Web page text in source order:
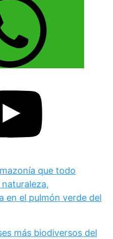
que todo
en el pulmón verde del
más biodiversos del